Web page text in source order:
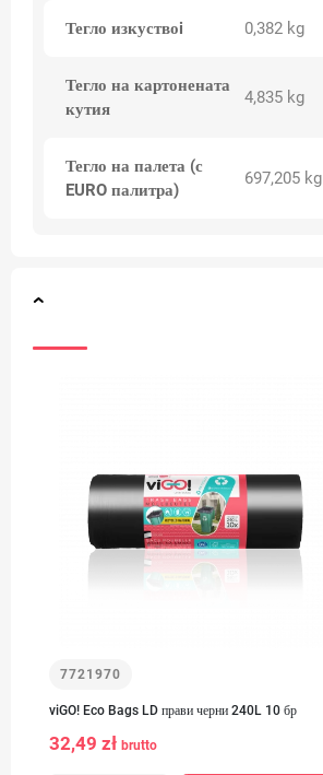
Тегло изкуствоi 0,382 kg
Тегло на картонената
кутия
4,835 kg
Тегло на палета (с
EURO палитра)
697,205 kg
7721970
viGO! Eco Bags LD прави черни 240L 10 бр
32,49 zł brutto